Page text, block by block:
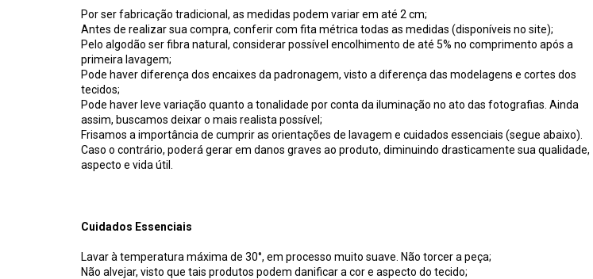
Por ser fabricação tradicional, as medidas podem variar em até 2 cm;
Antes de realizar sua compra, conferir com fita métrica todas as medidas (disponíveis no site);
Pelo algodão ser fibra natural, considerar possível encolhimento de até 5% no comprimento após a
primeira lavagem;
Pode haver diferença dos encaixes da padronagem, visto a diferença das modelagens e cortes dos
tecidos;
Pode haver leve variação quanto a tonalidade por conta da iluminação no ato das fotografias. Ainda
assim, buscamos deixar o mais realista possível;
Frisamos a importância de cumprir as orientações de lavagem e cuidados essenciais (segue abaixo).
Caso o contrário, poderá gerar em danos graves ao produto, diminuindo drasticamente sua qualidade,
aspecto e vida útil.
Cuidados Essenciais
Lavar à temperatura máxima de 30°, em processo muito suave. Não torcer a peça;
Não alvejar, visto que tais produtos podem danificar a cor e aspecto do tecido;